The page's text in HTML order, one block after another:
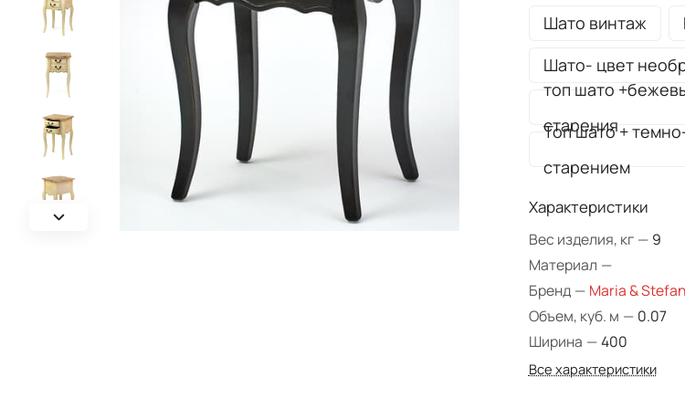
Шато винтаж
Шато- цвет
топ шато
старения
Топ шато +
старением
Характеристики
Вес изделия, кг — 9
Материал —
Бренд — Maria &
Объем, куб. м — 0.07
Ширина —400
Все характеристики